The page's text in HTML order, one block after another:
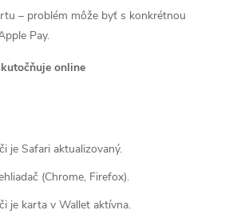
– problém môže byť s konkrétnou
Pay.
online
je Safari aktualizovaný.
(Chrome, Firefox).
je karta v Wallet aktívna.